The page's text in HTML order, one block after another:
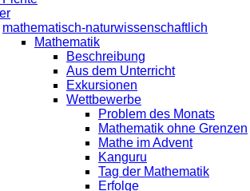
mathematisch-naturwissenschaftlich
Mathematik
Beschreibung
Aus dem Unterricht
Exkursionen
Wettbewerbe
Problem des Monats
Mathematik ohne Grenzen
Mathe im Advent
Kanguru
Tag der Mathematik
Erfolge